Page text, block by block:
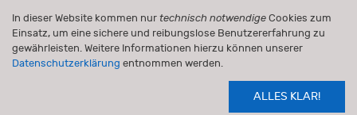
In dieser Website kommen nur technisch notwendige Cookies zum
Einsatz, um eine sichere und reibungslose Benutzererfahrung zu
gewährleisten. Weitere Informationen hierzu können unserer
Datenschutzerklärung entnommen werden.
ALLES KLAR!